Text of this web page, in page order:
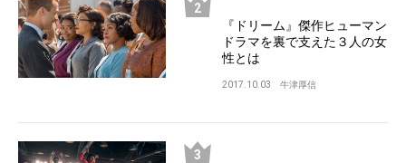
『ドリーム』傑作ヒューマン
ドラマを裏で支えた３人の女
性とは
2017.10.03 牛津厚信